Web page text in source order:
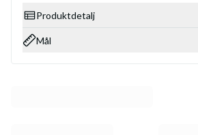
Produktdetalj
Mål